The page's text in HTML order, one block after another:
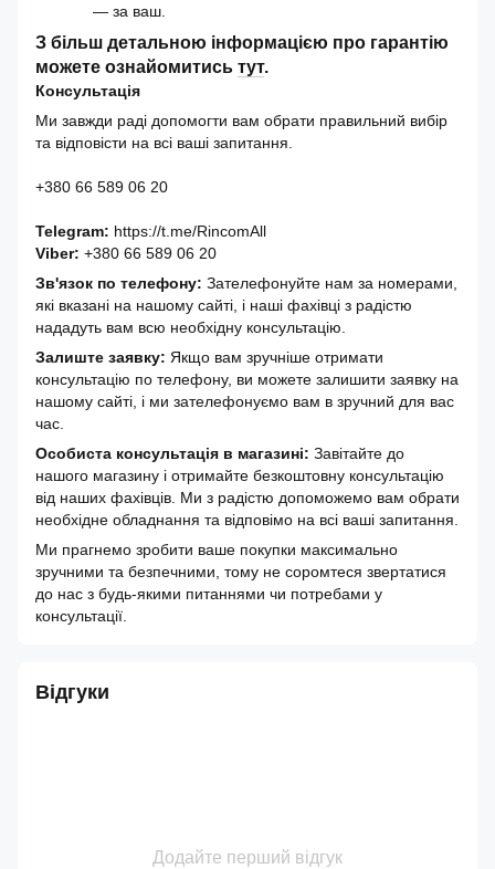
— за ваш.
З більш детальною інформацією про гарантію
можете ознайомитись тут.
Консультація
Ми завжди раді допомогти вам обрати правильний вибір
та відповісти на всі ваші запитання.
+380 66 589 06 20
Telegram: https://t.me/RincomAll
Viber: +380 66 589 06 20
Зв'язок по телефону: Зателефонуйте нам за номерами,
які вказані на нашому сайті, і наші фахівці з радістю
нададуть вам всю необхідну консультацію.
Залиште заявку: Якщо вам зручніше отримати
консультацію по телефону, ви можете залишити заявку на
нашому сайті, і ми зателефонуємо вам в зручний для вас
час.
Особиста консультація в магазині: Завітайте до
нашого магазину і отримайте безкоштовну консультацію
від наших фахівців. Ми з радістю допоможемо вам обрати
необхідне обладнання та відповімо на всі ваші запитання.
Ми прагнемо зробити ваше покупки максимально
зручними та безпечними, тому не соромтеся звертатися
до нас з будь-якими питаннями чи потребами у
консультації.
Відгуки
Додайте перший відгук